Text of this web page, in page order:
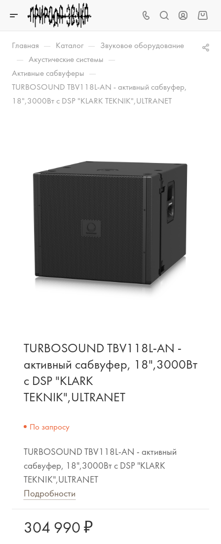
Главная — Каталог — Звуковое оборудование
— Акустические системы —
Активные сабвуферы —
TURBOSOUND TBV118L-AN - активный сабвуфер,
18",3000Вт с DSP "KLARK TEKNIK",ULTRANET
TURBOSOUND TBV118L-AN -
активный сабвуфер, 18",3000Вт
с DSP "KLARK
TEKNIK",ULTRANET
По запросу
TURBOSOUND TBV118L-AN - активный
сабвуфер, 18",3000Вт с DSP "KLARK
TEKNIK",ULTRANET
Подробности
304 990 ₽